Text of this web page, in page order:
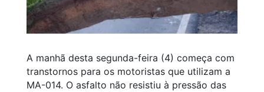
A manhã desta segunda-feira (4) começa com
transtornos para os motoristas que utilizam a
MA-014. O asfalto não resistiu à pressão das